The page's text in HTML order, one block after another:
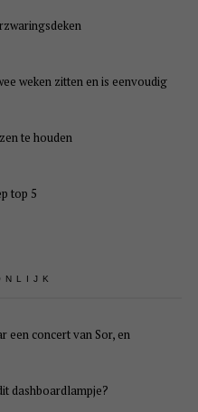
weken zitten en is eenvoudig
te houden
top 5
een concert van Sor, en
dashboardlampje?